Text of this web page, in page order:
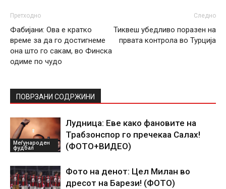
Претходно
Фабијани: Ова е кратко
време за да го достигнеме
она што го сакам, во Финска
одиме по чудо
Следно
Тиквеш убедливо поразен на
првата контрола во Турција
ПОВРЗАНИ СОДРЖИНИ
Меѓународен
фудбал
Лудница: Еве како фановите на
Трабзонспор го пречекаа Салах!
(ФОТО+ВИДЕО)
Фото на денот: Цел Милан во
дресот на Барези! (ФОТО)